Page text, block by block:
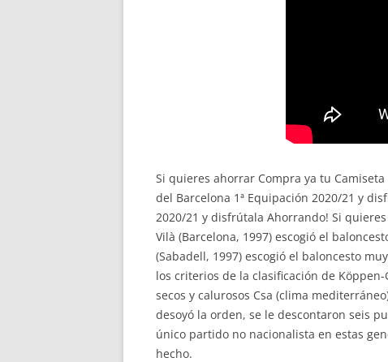
Si quieres ahorrar Compra ya tu
del Barcelona 1ª Equipación 2020/21 y
2020/21 y disfrútala Ahorrando! Si
Vilà (Barcelona, 1997) escogió el
(Sabadell, 1997) escogió el baloncesto
los criterios de la clasificación de
secos y calurosos Csa (clima
desoyó la orden, se le descontaron seis
único partido no nacionalista en estas
hecho.